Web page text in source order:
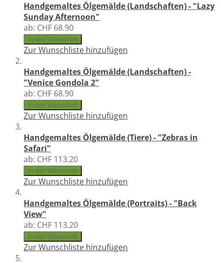
Handgemaltes Ölgemälde (Landschaften) - "Lazy
Sunday Afternoon"
ab: CHF 68.90
In den Warenkorb
Zur Wunschliste hinzufügen
Handgemaltes Ölgemälde (Landschaften) -
"Venice Gondola 2"
ab: CHF 68.90
In den Warenkorb
Zur Wunschliste hinzufügen
Handgemaltes Ölgemälde (Tiere) - "Zebras in
Safari"
ab: CHF 113.20
In den Warenkorb
Zur Wunschliste hinzufügen
Handgemaltes Ölgemälde (Portraits) - "Back
View"
ab: CHF 113.20
In den Warenkorb
Zur Wunschliste hinzufügen